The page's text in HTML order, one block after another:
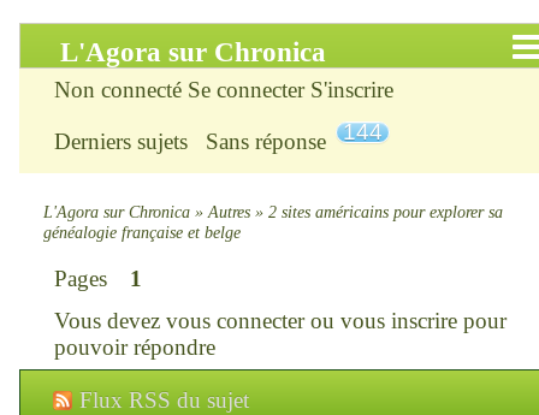
L'Agora sur Chronica
Accueil
Infos
Chercher
S’inscrire
Connexion
Chronica : le site
Non connecté Se connecter S'inscrire
Derniers sujets Sans réponse 144
L'Agora sur Chronica »Autres »2 sites américains pour explorer sa
généalogie française et belge
Pages
1
Vous devez vous connecterou vous inscrirepour
pouvoir répondre
Flux RSS du sujet